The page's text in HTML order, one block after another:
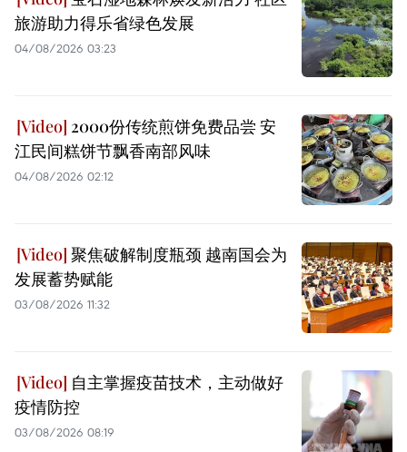
旅游助力得乐省绿色发展
04/08/2026 03:23
2000份传统煎饼免费品尝 安
江民间糕饼节飘香南部风味
04/08/2026 02:12
聚焦破解制度瓶颈 越南国会为
发展蓄势赋能
03/08/2026 11:32
自主掌握疫苗技术，主动做好
疫情防控
03/08/2026 08:19